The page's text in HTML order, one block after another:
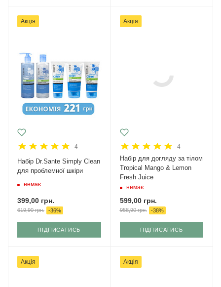
Акція
4
Набір Dr.Sante Simply Clean
для проблемної шкіри
немає
399,00 грн.
619,90грн. -36%
ПІДПИСАТИСЬ
Акція
4
Набір для догляду за тілом
Tropical Mango & Lemon
Fresh Juice
немає
599,00грн.
958,90грн. -38%
ПІДПИСАТИСЬ
Акція Акція